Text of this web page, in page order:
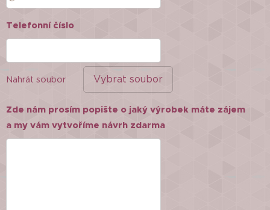
Telefonní číslo
Nahrát soubor Vybrat soubor
Zde nám prosím popište o jaký výrobek máte zájem
a my vám vytvoříme návrh zdarma